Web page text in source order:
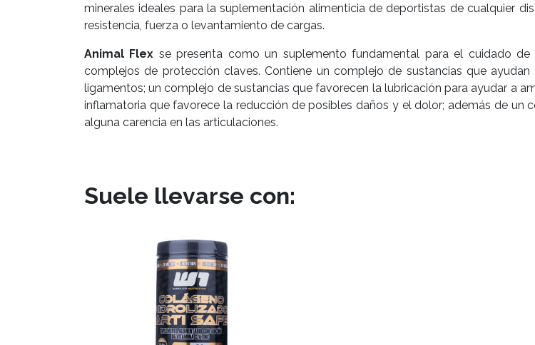
minerales ideales para la suplementación alimenticia de deportistas de cualquier
resistencia, fuerza o levantamiento de cargas.
Animal Flex se presenta como un suplemento fundamental para el cuidado
complejos de protección claves. Contiene un complejo de sustancias que
ligamentos; un complejo de sustancias que favorecen la lubricación para ayudar a
inflamatoria que favorece la reducción de posibles daños y el dolor; además de un
alguna carencia en las articulaciones.
Suele llevarse con: